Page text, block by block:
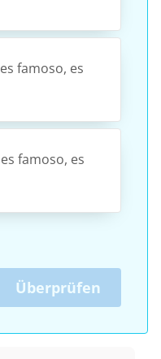
famoso, es
famoso, es
Überprüfen